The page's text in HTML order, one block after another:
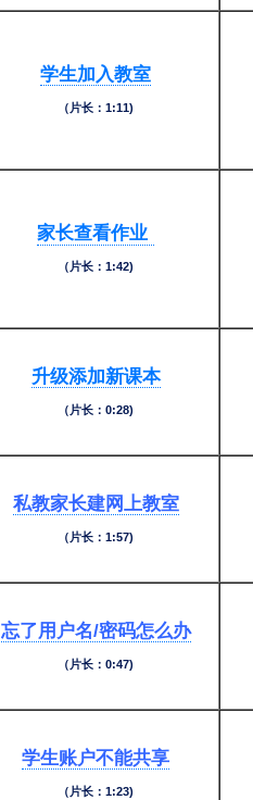
学生加入教室
（片长：1:11)
家长查看作业
（片长：1:42)
升级添加新课本
（片长：0:28)
私教家长建网上教室
（片长：1:57)
忘了用户名/密码怎么办
（片长：0:47)
学生账户不能共享
（片长：1:23)